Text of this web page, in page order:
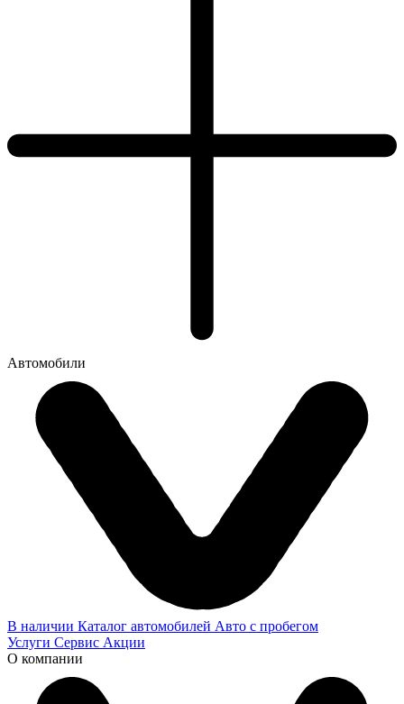
Автомобили
В наличии Каталог автомобилей Авто с пробегом
Услуги Сервис Акции
О компании